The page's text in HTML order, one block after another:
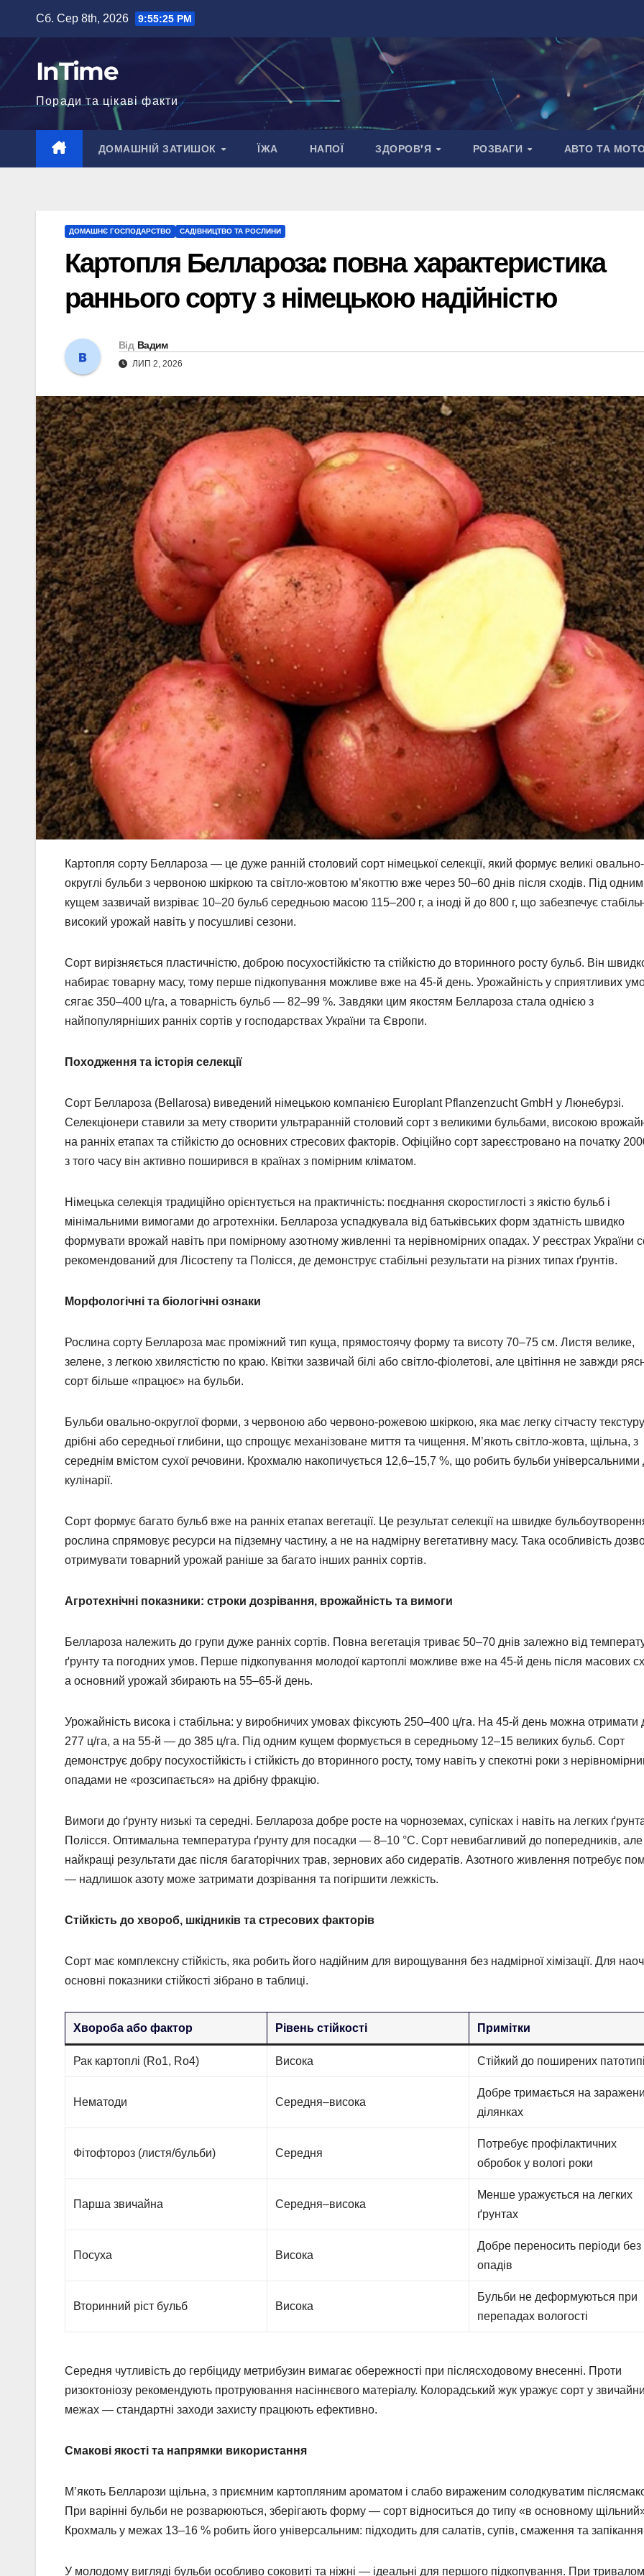
вмісту
Сб. Сер 8th, 2026 9:55:26 PM
InTime
Поради та цікаві факти
ДОМАШНІЙ ЗАТИШОК ЇЖА НАПОЇ ЗДОРОВ’Я РОЗВАГИ АВТО ТА
ДОМАШНЄ ГОСПОДАРСТВО САДІВНИЦТВО ТА РОСЛИНИ
Картопля Беллароза: повна характеристика
раннього сорту з німецькою надійністю
Від Вадим
ЛИП 2, 2026
Картопля сорту Беллароза — це дуже ранній столовий сорт німецької селекції, який формує великі овально-
округлі бульби з червоною шкіркою та світло-жовтою м’якоттю вже через 50–60 днів після сходів. Під одним
кущем зазвичай визріває 10–20 бульб середньою масою 115–200 г, а іноді й до 800 г, що забезпечує
високий урожай навіть у посушливі сезони.
Сорт вирізняється пластичністю, доброю посухостійкістю та стійкістю до вторинного росту бульб. Він
набирає товарну масу, тому перше підкопування можливе вже на 45-й день. Урожайність у сприятливих
сягає 350–400 ц/га, а товарність бульб — 82–99 %. Завдяки цим якостям Беллароза стала однією з
найпопулярніших ранніх сортів у господарствах України та Європи.
Походження та історія селекції
Сорт Беллароза (Bellarosa) виведений німецькою компанією Europlant Pflanzenzucht GmbH у Люнебурзі.
Селекціонери ставили за мету створити ультраранній столовий сорт з великими бульбами, високою
на ранніх етапах та стійкістю до основних стресових факторів. Офіційно сорт зареєстровано на початку
з того часу він активно поширився в країнах з помірним кліматом.
Німецька селекція традиційно орієнтується на практичність: поєднання скоростиглості з якістю бульб і
мінімальними вимогами до агротехніки. Беллароза успадкувала від батьківських форм здатність швидко
формувати врожай навіть при помірному азотному живленні та нерівномірних опадах. У реєстрах України
рекомендований для Лісостепу та Полісся, де демонструє стабільні результати на різних типах ґрунтів.
Морфологічні та біологічні ознаки
Рослина сорту Беллароза має проміжний тип куща, прямостоячу форму та висоту 70–75 см. Листя велике,
зелене, з легкою хвилястістю по краю. Квітки зазвичай білі або світло-фіолетові, але цвітіння не завжди
сорт більше «працює» на бульби.
Бульби овально-округлої форми, з червоною або червоно-рожевою шкіркою, яка має легку сітчасту
дрібні або середньої глибини, що спрощує механізоване миття та чищення. М’якоть світло-жовта, щільна, з
середнім вмістом сухої речовини. Крохмалю накопичується 12,6–15,7 %, що робить бульби універсальними
кулінарії.
Сорт формує багато бульб вже на ранніх етапах вегетації. Це результат селекції на швидке
рослина спрямовує ресурси на підземну частину, а не на надмірну вегетативну масу. Така особливість
отримувати товарний урожай раніше за багато інших ранніх сортів.
Агротехнічні показники: строки дозрівання, врожайність та вимоги
Беллароза належить до групи дуже ранніх сортів. Повна вегетація триває 50–70 днів залежно від
ґрунту та погодних умов. Перше підкопування молодої картоплі можливе вже на 45-й день після масових
а основний урожай збирають на 55–65-й день.
Урожайність висока і стабільна: у виробничих умовах фіксують 250–400 ц/га. На 45-й день можна отримати
277 ц/га, а на 55-й — до 385 ц/га. Під одним кущем формується в середньому 12–15 великих бульб. Сорт
демонструє добру посухостійкість і стійкість до вторинного росту, тому навіть у спекотні роки з
опадами не «розсипається» на дрібну фракцію.
Вимоги до ґрунту низькі та середні. Беллароза добре росте на чорноземах, супісках і навіть на легких
Полісся. Оптимальна температура ґрунту для посадки — 8–10 °C. Сорт невибагливий до попередників, але
найкращі результати дає після багаторічних трав, зернових або сидератів. Азотного живлення потребує
— надлишок азоту може затримати дозрівання та погіршити лежкість.
Стійкість до хвороб, шкідників та стресових факторів
Сорт має комплексну стійкість, яка робить його надійним для вирощування без надмірної хімізації. Для
основні показники стійкості зібрано в таблиці.
Хвороба або фактор Рівень стійкості Примітки
Рак картоплі (Ro1, Ro4) Висока Стійкий до поширених
Нематоди Середня–висока
Добре тримається на
ділянках
Фітофтороз (листя/бульби) Середня
Потребує профілактичних
обробок у вологі роки
Парша звичайна Середня–висока
Менше уражується на легких
ґрунтах
Посуха Висока
Добре переносить періоди без
опадів
Вторинний ріст бульб Висока
Бульби не деформуються при
перепадах вологості
Середня чутливість до гербіциду метрибузин вимагає обережності при післясходовому внесенні. Проти
ризоктоніозу рекомендують протруювання насіннєвого матеріалу. Колорадський жук уражує сорт у
межах — стандартні заходи захисту працюють ефективно.
Смакові якості та напрямки використання
М’якоть Белларози щільна, з приємним картопляним ароматом і слабо вираженим солодкуватим
При варінні бульби не розварюються, зберігають форму — сорт відноситься до типу «в основному
Крохмаль у межах 13–16 % робить його універсальним: підходить для салатів, супів, смаження та
У молодому вигляді бульби особливо соковиті та ніжні — ідеальні для першого підкопування. При